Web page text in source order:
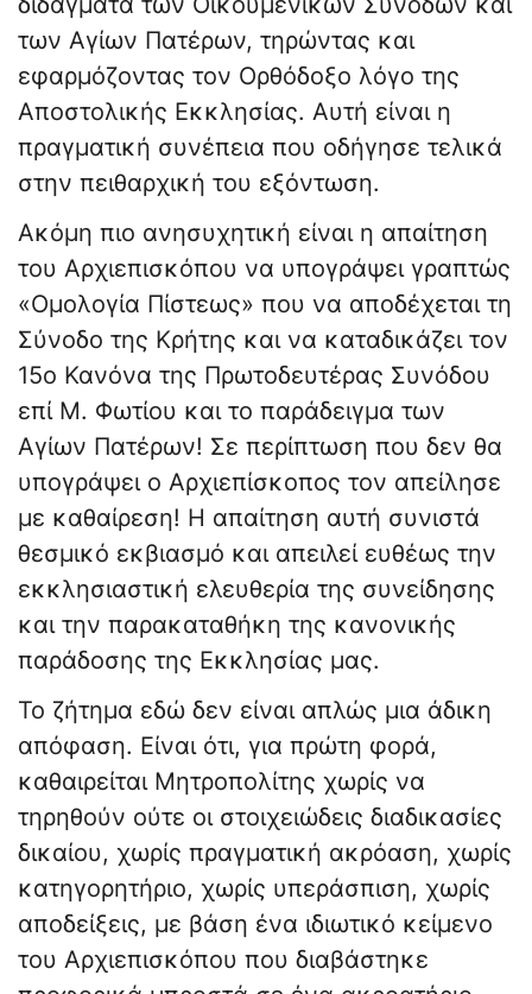
των Αγίων Πατέρων, τηρώντας και
εφαρμόζοντας τον Ορθόδοξο λόγο της
Αποστολικής Εκκλησίας. Αυτή είναι η
πραγματική συνέπεια που οδήγησε τελικά
στην πειθαρχική του εξόντωση.
Ακόμη πιο ανησυχητική είναι η απαίτηση
του Αρχιεπισκόπου να υπογράψει γραπτώς
«Ομολογία Πίστεως» που να αποδέχεται τη
Σύνοδο της Κρήτης και να καταδικάζει τον
15ο Κανόνα της Πρωτοδευτέρας Συνόδου
επί Μ. Φωτίου και το παράδειγμα των
Αγίων Πατέρων! Σε περίπτωση που δεν θα
υπογράψει ο Αρχιεπίσκοπος τον απείλησε
με καθαίρεση! Η απαίτηση αυτή συνιστά
θεσμικό εκβιασμό και απειλεί ευθέως την
εκκλησιαστική ελευθερία της συνείδησης
και την παρακαταθήκη της κανονικής
παράδοσης της Εκκλησίας μας.
Το ζήτημα εδώ δεν είναι απλώς μια άδικη
απόφαση. Είναι ότι, για πρώτη φορά,
καθαιρείται Μητροπολίτης χωρίς να
τηρηθούν ούτε οι στοιχειώδεις διαδικασίες
δικαίου, χωρίς πραγματική ακρόαση, χωρίς
κατηγορητήριο, χωρίς υπεράσπιση, χωρίς
αποδείξεις, με βάση ένα ιδιωτικό κείμενο
του Αρχιεπισκόπου που διαβάστηκε